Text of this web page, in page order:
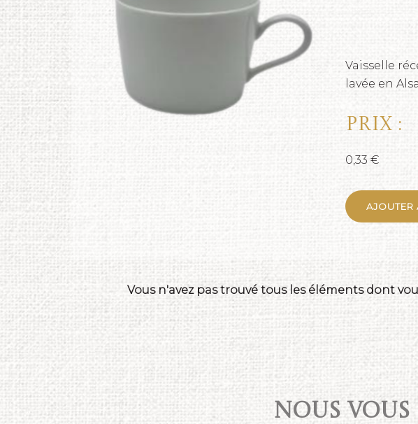
Vaisselle
lavée en
Prix :
0,33 €
AJOUTER
Vous n'avez pas trouvé tous les éléments dont
NOUS VOUS